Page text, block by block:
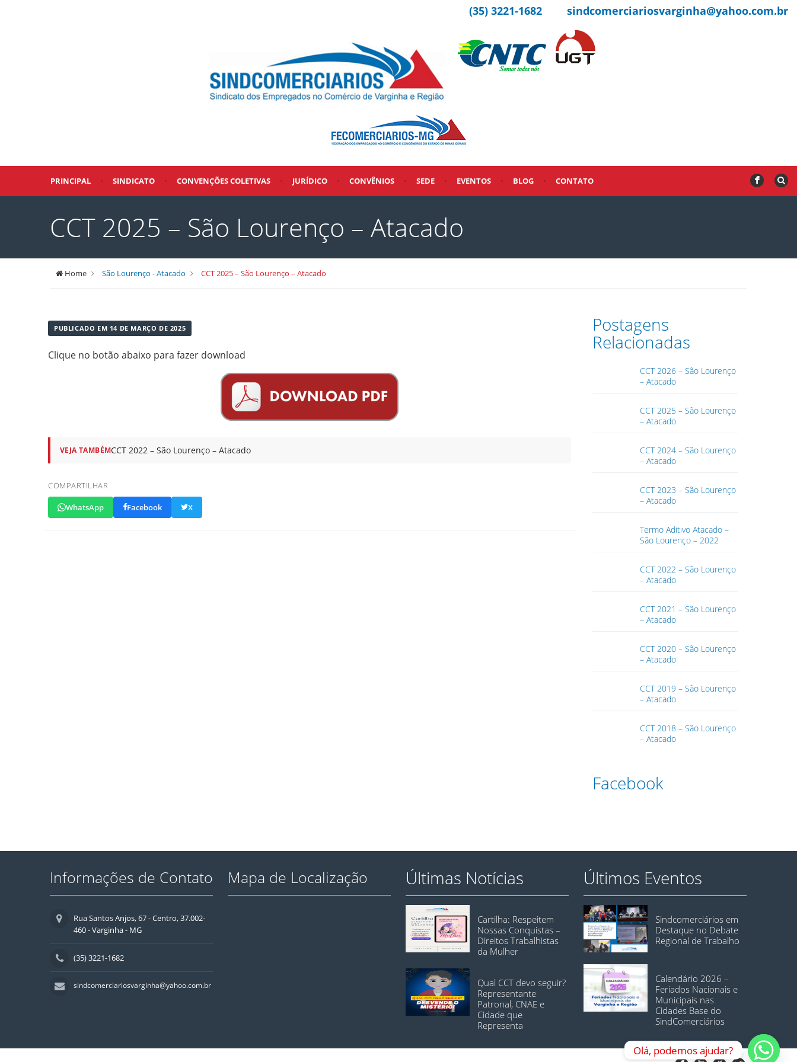
(35) 3221-1682 sindcomerciariosvarginha@yahoo.com.br
PRINCIPAL • SINDICATO • CONVENÇÕES COLETIVAS • JURÍDICO • CONVÊNIOS • SEDE • EVENTOS • BLOG • CONTATO F
CCT 2025 – São Lourenço – Atacado
Home São Lourenço - Atacado CCT 2025 – São Lourenço – Atacado
PUBLICADO EM 14 DE MARÇO DE 2025
Clique no botão abaixo para fazer download
VEJA TAMBÉMCCT 2022 – São Lourenço – Atacado
COMPARTILHAR
WhatsApp Facebook X
Postagens
Relacionadas
CCT 2026 – São Lourenço
– Atacado
CCT 2025 – São Lourenço
– Atacado
CCT 2024 – São Lourenço
– Atacado
CCT 2023 – São Lourenço
– Atacado
Termo Aditivo Atacado –
São Lourenço – 2022
CCT 2022 – São Lourenço
– Atacado
CCT 2021 – São Lourenço
– Atacado
CCT 2020 – São Lourenço
– Atacado
CCT 2019 – São Lourenço
– Atacado
CCT 2018 – São Lourenço
– Atacado
Facebook
Informações de Contato
Rua Santos Anjos, 67 - Centro, 37.002-
460 - Varginha - MG
(35) 3221-1682
sindcomerciariosvarginha@yahoo.com.br
Mapa de Localização Últimas Notícias
Cartilha: Respeitem
Nossas Conquistas –
Direitos Trabalhistas
da Mulher
Qual CCT devo seguir?
Representante
Patronal, CNAE e
Cidade que
Representa
Últimos Eventos
Sindcomerciários em
Destaque no Debate
Regional de Trabalho
Calendário 2026 –
Feriados Nacionais e
Municipais nas
Cidades Base do
SindComerciários
Olá, podemos ajudar?